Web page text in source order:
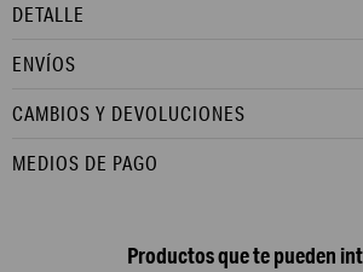
DETALLE
ENVÍOS
CAMBIOS Y DEVOLUCIONES
MEDIOS DE PAGO
Productos que te pueden